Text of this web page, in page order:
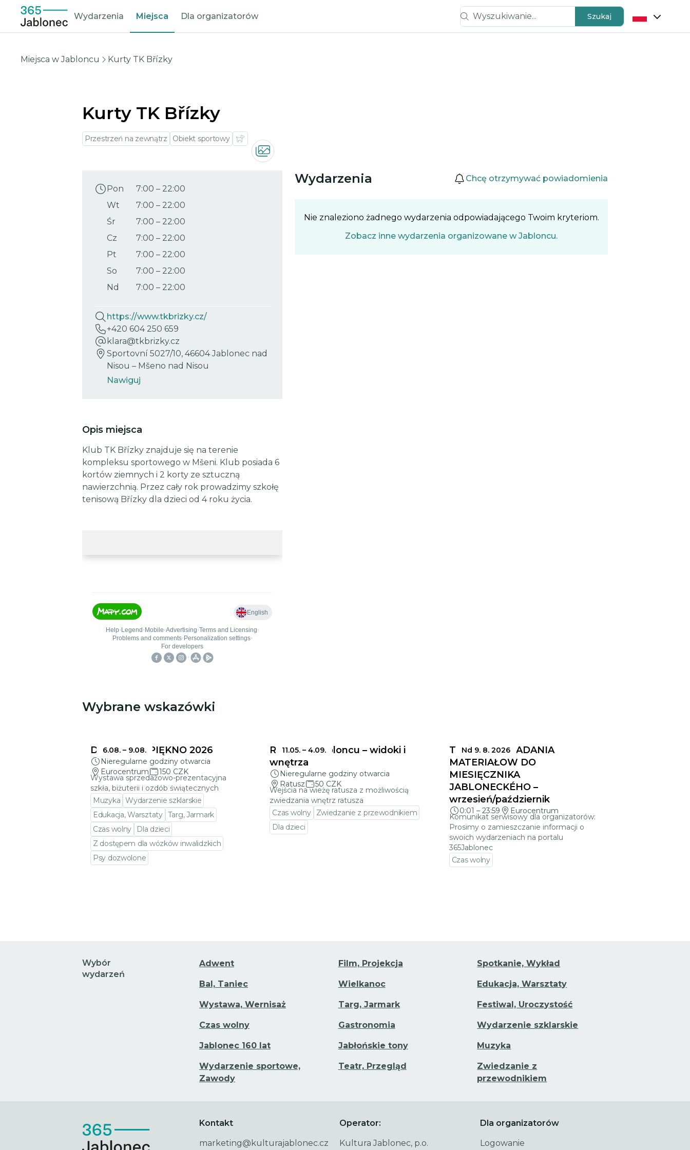
Wydarzenia Miejsca Dla organizatorów
Wyszukiwanie...
Szukaj
Miejsca w Jabloncu Kurty TK Břízky
Kurty TK Břízky
Przestrzeń na zewnątrz Obiekt sportowy
Pon 7:00 – 22:00
Wt
7:00 – 22:00
Śr
7:00 – 22:00
Cz
7:00 – 22:00
Pt
7:00 – 22:00
So
7:00 – 22:00
Nd
7:00 – 22:00
https://www.tkbrizky.cz/
+420 604 250 659
klara@tkbrizky.cz
Sportovní 5027/10, 46604 Jablonec nad
Nisou – Mšeno nad Nisou
Nawiguj
Opis miejsca
Klub TK Břízky znajduje się na terenie
kompleksu sportowego w Mšeni. Klub posiada 6
kortów ziemnych i 2 korty ze sztuczną
nawierzchnią. Przez cały rok prowadzimy szkołę
tenisową Břízky dla dzieci od 4 roku życia.
Wydarzenia Chcę otrzymywać powiadomienia
Nie znaleziono żadnego wydarzenia odpowiadającego Twoim kryteriom.
Zobacz inne wydarzenia organizowane w Jabloncu.
Wybrane wskazówki
6.08. – 9.08.
DELIKATNE PIĘKNO 2026
Nieregularne godziny otwarcia
Eurocentrum
150 CZK
Wystawa sprzedażowo-prezentacyjna
szkła, biżuterii i ozdób świątecznych
Muzyka Wydarzenie szklarskie
Edukacja, Warsztaty Targ, Jarmark
Czas wolny
Dla dzieci
Z dostępem dla wózków inwalidzkich
Psy dozwolone
11.05. – 4.09.
Ratusz w Jabloncu – widoki i
wnętrza
Nieregularne godziny otwarcia
Ratusz
50 CZK
Wejścia na wieżę ratusza z możliwością
zwiedzania wnętrz ratusza
Czas wolny
Zwiedzanie z przewodnikiem
Dla dzieci
Nd 9. 8. 2026
TERMINY SKŁADANIA
MATERIAŁÓW DO
MIESIĘCZNIKA
JABLONECKÉHO –
wrzesień/październik
0:01 – 23:59 Eurocentrum
Komunikat serwisowy dla organizatorów:
Prosimy o zamieszczanie informacji o
swoich wydarzeniach na portalu
365Jablonec
Czas wolny
Wybór
wydarzeń
Adwent Film, Projekcja Spotkanie, Wykład
Bal, Taniec Wielkanoc Edukacja, Warsztaty
Wystawa, Wernisaż Targ, Jarmark Festiwal, Uroczystość
Czas wolny Gastronomia Wydarzenie szklarskie
Jablonec 160 lat Jabłońskie tony Muzyka
Wydarzenie sportowe,
Zawody
Teatr, Przegląd
Zwiedzanie z
przewodnikiem
Kontakt
marketing@kulturajablonec.cz
Operator:
Kultura Jablonec, p.o.
Dla organizatorów
Logowanie